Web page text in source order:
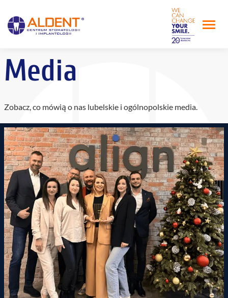
Media
Zobacz, co mówią o nas lubelskie i ogólnopolskie media.